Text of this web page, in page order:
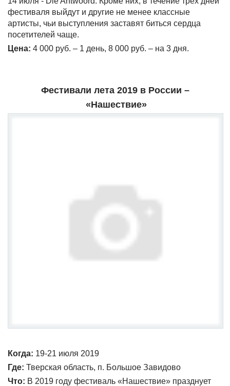
фестиваля выйдут и другие не менее классные
артисты, чьи выступления заставят биться сердца
посетителей чаще.
Цена: 4 000 руб. – 1 день, 8 000 руб. – на 3 дня.
Фестивали лета 2019 в России –
«Нашествие»
Когда: 19-21 июля 2019
Где: Тверская область, п. Большое Завидово
Что: В 2019 году фестиваль «Нашествие» празднует